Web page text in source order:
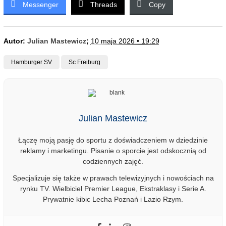
Messenger Threads Copy
Autor: Julian Mastewicz; 10 maja 2026 • 19:29
Hamburger SV Sc Freiburg
Julian Mastewicz
Łączę moją pasję do sportu z doświadczeniem w dziedzinie
reklamy i marketingu. Pisanie o sporcie jest odskocznią od
codziennych zajęć.
Specjalizuje się także w prawach telewizyjnych i nowościach na
rynku TV. Wielbiciel Premier League, Ekstraklasy i Serie A.
Prywatnie kibic Lecha Poznań i Lazio Rzym.